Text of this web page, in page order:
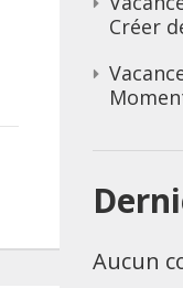
Créer
Aucun